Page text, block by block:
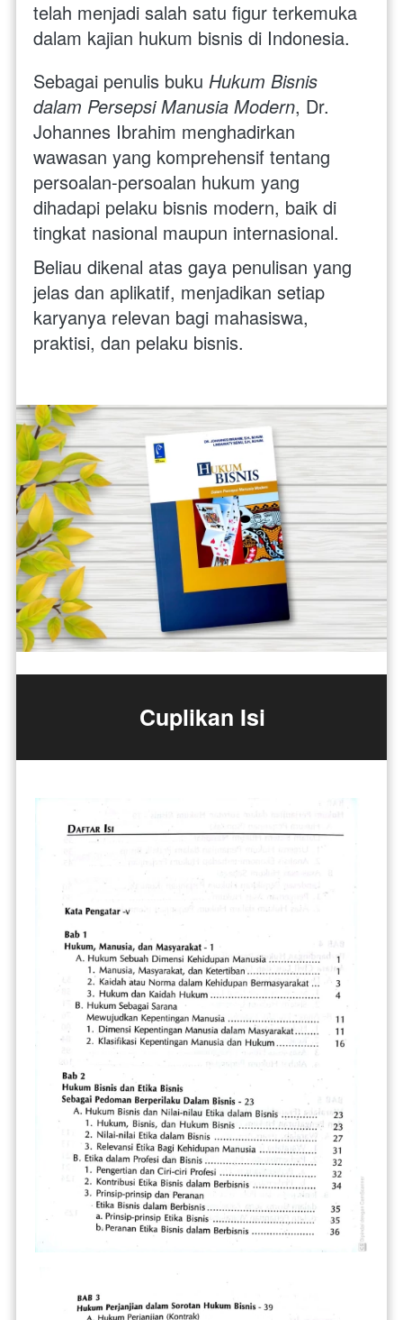
telah menjadi salah satu figur terkemuka
dalam kajian hukum bisnis di Indonesia.
Sebagai penulis buku Hukum Bisnis
dalam Persepsi Manusia Modern, Dr.
Johannes Ibrahim menghadirkan
wawasan yang komprehensif tentang
persoalan-persoalan hukum yang
dihadapi pelaku bisnis modern, baik di
tingkat nasional maupun internasional.
Beliau dikenal atas gaya penulisan yang
jelas dan aplikatif, menjadikan setiap
karyanya relevan bagi mahasiswa,
praktisi, dan pelaku bisnis.
Cuplikan Isi